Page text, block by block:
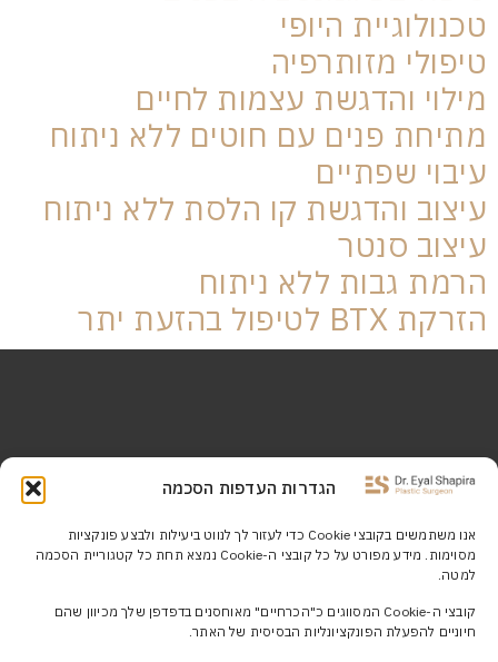
הגדרות העדפות הסכמה
אנו משתמשים בקובצי Cookie כדי לעזור לך לנווט ביעילות ולבצע פונקציות
מסוימות. מידע מפורט על כל קובצי ה-Cookie נמצא תחת כל קטגוריית הסכמה
למטה.
קובצי ה-Cookie המסווגים כ"הכרחיים" מאוחסנים בדפדפן שלך מכיוון שהם
חיוניים להפעלת הפונקציונליות הבסיסית של האתר.
טכנולוגיית היופי
טיפולי מזותרפיה
מילוי והדגשת עצמות לחיים
מתיחת פנים עם חוטים ללא ניתוח
עיבוי שפתיים
עיצוב והדגשת קו הלסת ללא ניתוח
עיצוב סנטר
הרמת גבות ללא ניתוח
הזרקת BTX לטיפול בהזעת יתר
מרפאת ד”ר שפירא לטיפולי רפואה אסתטית הן פרי חזונו
הצהרת נגישות >>
מדיניות פרטיות >>